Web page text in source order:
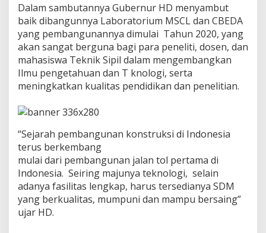
a
t
L
h
r
a
n
i
e
e
A
n
Dalam sambutannya Gubernur HD menyambut
baik dibangunnya Laboratorium MSCL dan CBEDA
yang pembangunannya dimulai Tahun 2020, yang
akan sangat berguna bagi para peneliti, dosen, dan
mahasiswa Teknik Sipil dalam mengembangkan
Ilmu pengetahuan dan T knologi, serta
meningkatkan kualitas pendidikan dan penelitian.
“Sejarah pembangunan konstruksi di Indonesia
terus berkembang
mulai dari pembangunan jalan tol pertama di
Indonesia. Seiring majunya teknologi, selain
adanya fasilitas lengkap, harus tersedianya SDM
yang berkualitas, mumpuni dan mampu bersaing”
ujar HD.